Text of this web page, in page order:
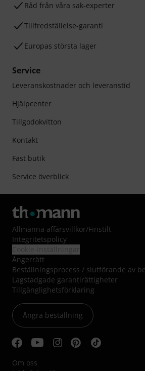
Råd från våra sak-experter
Tillfredställelse-garanti
Europas största lager
Service
Leveranskostnader och leveranstid
Hjälpcenter
Tillgodokvitton
Kontakt
Fast butik
Service överblick
Allmänna affärsvillkor/Finstilt
Integritetspolicy
Ångerrätt
Beställningsprocess / slutförande av
Lagstadgade garantirättigheter
Tillgänglighetsförklaring
Ångra beställning
Om oss